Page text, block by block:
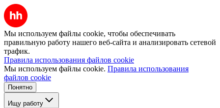
Мы используем файлы cookie, чтобы обеспечивать
правильную работу нашего веб-сайта и анализировать сетевой
трафик.
Правила использования файлов cookie
Мы используем файлы cookie. Правила использования
файлов cookie
Понятно
Ищу работу